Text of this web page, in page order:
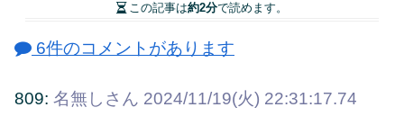
この記事は約2分で読めます。
6件のコメントがあります
809: 名無しさん 2024/11/19(火) 22:31:17.74